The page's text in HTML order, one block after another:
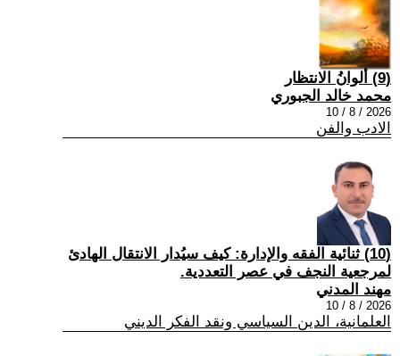
(9) ألوانُ الانتظار
محمد خالد الجبوري
2026 / 8 / 10
الادب والفن
(10) ثنائية الفقه والإدارة: كيف سيُدار الانتقال الهادئ
لمرجعية النجف في عصر التعددية.
مهند المدني
2026 / 8 / 10
العلمانية، الدين السياسي ونقد الفكر الديني